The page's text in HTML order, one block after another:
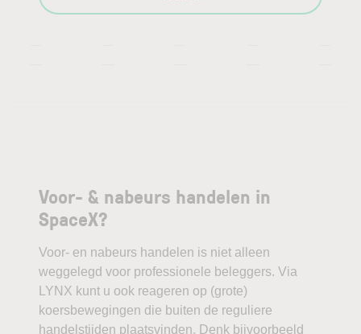
Voor- & nabeurs handelen in
SpaceX?
Voor- en nabeurs handelen is niet alleen
weggelegd voor professionele beleggers. Via
LYNX kunt u ook reageren op (grote)
koersbewegingen die buiten de reguliere
handelstijden plaatsvinden. Denk bijvoorbeeld